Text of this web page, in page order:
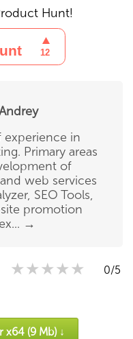
Hunt!
experience in
Primary areas
of
web services
SEO Tools,
promotion
→
★★★★★
★★★★★
★★★★★ 0/5
(9 Mb) ↓